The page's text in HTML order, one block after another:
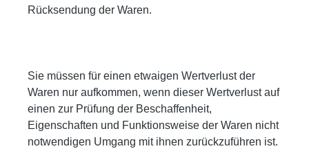
Rücksendung der Waren.
Sie müssen für einen etwaigen Wertverlust der
Waren nur aufkommen, wenn dieser Wertverlust auf
einen zur Prüfung der Beschaffenheit,
Eigenschaften und Funktionsweise der Waren nicht
notwendigen Umgang mit ihnen zurückzuführen ist.